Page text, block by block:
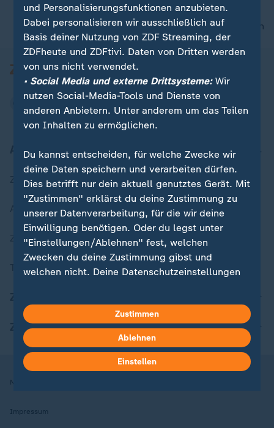
nach oben
Aktuell bei ZDFheute
Zuletzt veröffentlicht
Aktuelle Sendungs-Videos
ZDFheute Stories
Themen im Überblick
ZDFheute Apps
Nutzungsbedingungen
Impressum
und Personalisierungsfunktionen anzubieten.
Dabei personalisieren wir ausschließlich auf
Basis deiner Nutzung von ZDF Streaming, der
ZDFheute und ZDFtivi. Daten von Dritten werden
von uns nicht verwendet.
• Social Media und externe Drittsysteme:Wir
nutzen Social-Media-Tools und Dienste von
anderen Anbietern. Unter anderem um das Teilen
von Inhalten zu ermöglichen.
Du kannst entscheiden, für welche Zwecke wir
deine Daten speichern und verarbeiten dürfen.
Dies betrifft nur dein aktuell genutztes Gerät. Mit
"Zustimmen" erklärst du deine Zustimmung zu
unserer Datenverarbeitung, für die wir deine
Einwilligung benötigen. Oder du legst unter
"Einstellungen/Ablehnen" fest, welchen
Zwecken du deine Zustimmung gibst und
welchen nicht. Deine Datenschutzeinstellungen
Hier findest du das Impressum.
Weitere Informationen findest du in unserer
Datenschutzerklärung.
Zustimmen
Ablehnen
Einstellen